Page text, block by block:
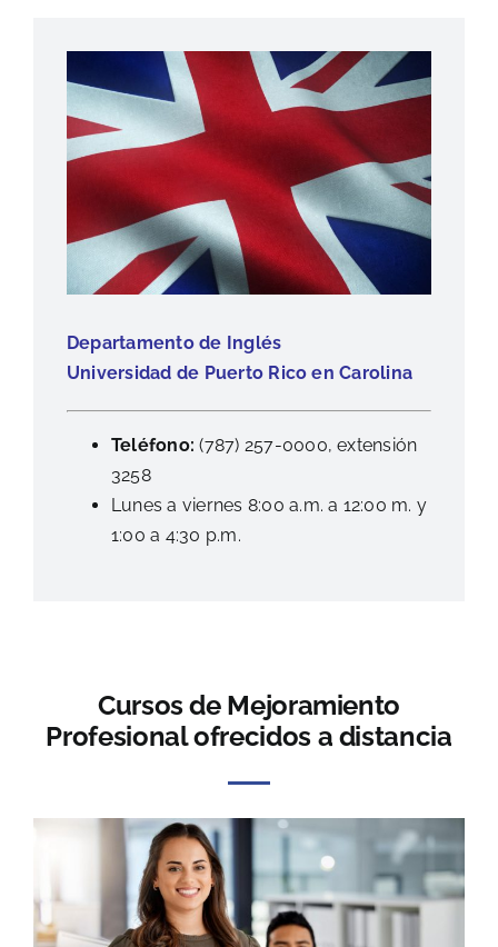
Departamento de Inglés
Universidad de Puerto Rico en Carolina
Teléfono: (787) 257-0000, extensión
3258
Lunes a viernes 8:00 a.m. a 12:00 m. y
1:00 a 4:30 p.m.
Cursos de Mejoramiento
Profesional ofrecidos a distancia